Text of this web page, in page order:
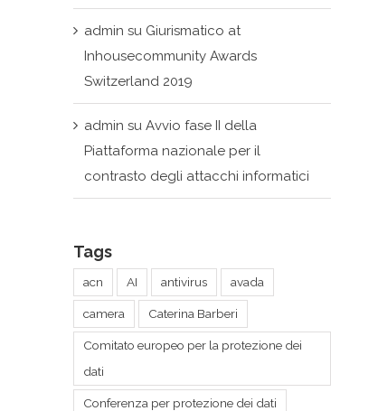
admin su Giurismatico at
Inhousecommunity Awards
Switzerland 2019
admin su Avvio fase II della
Piattaforma nazionale per il
contrasto degli attacchi informatici
Tags
acn AI antivirus avada
camera Caterina Barberi
Comitato europeo per la protezione dei
dati
Conferenza per protezione dei dati